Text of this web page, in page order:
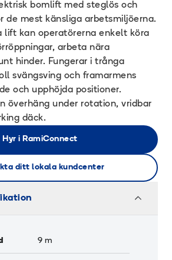
bomlift med steglös och
de mest känsliga arbetsmiljöerna.
lift kan operatörerna enkelt köra
arbeta nära
hinder. Fungerar i trånga
svängsving och framarmens
och upphöjda positioner.
överhäng under rotation, vridbar
däck.
Hyr i RamiConnect
ditt lokala kundcenter
9 m